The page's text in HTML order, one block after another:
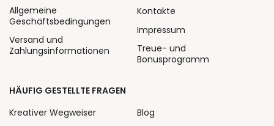
Allgemeine
Geschäftsbedingungen
Versand und
Zahlungsinformationen
Kontakte
Impressum
Treue- und
Bonusprogramm
HÄUFIG GESTELLTE FRAGEN
Kreativer Wegweiser
Blog